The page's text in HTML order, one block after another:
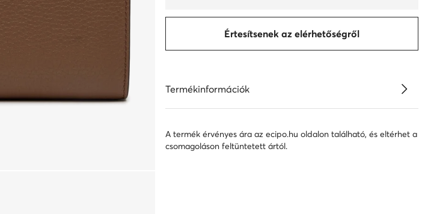
Értesítsenek az elérhetőségről
Termékinformációk
A termék érvényes ára az ecipo.hu oldalon található, és eltérhet a
csomagoláson feltüntetett ártól.